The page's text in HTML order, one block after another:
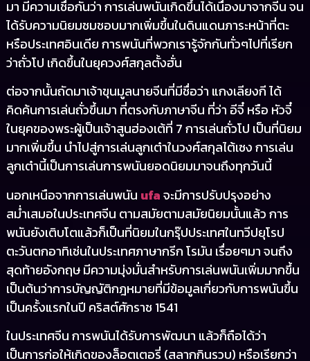
มา มีความเชื่อกันว่า การเล่นพนันเกิดขึ้นได้เนื่องมาจากจีน จน
ได้รับความนิยมชมชอบมากเพิ่มขึ้นในดินแดนภาระหน้าที่ตะ
หรือประเทศอินเดีย การพนันที่พวกเรารู้จักกันทั่วๆไปที่เรียก
ว่าถั่วโป เกิดขึ้นในยุควงศ์สกุลตั้งฮั่น
ต่อจากนั้นถัดมาเจ้าขุนมูลนายจีนที่มีชื่อว่า แกงเลียงกี ได้
คิดค้นการเล่นถั่วขึ้นมา ที่ตรงกับภาษาจีน ที่ว่า อีจี๋ หรือ หัวจี๋
ในยุคของพระผู้เป็นเจ้าสูนฮ่องเต้ที่ 7 การเล่นถั่วโป เป็นที่นิยม
มากเพิ่มขึ้น นำไปสู่การเล่นลูกเต๋าในวงศ์สกุลไต้เซง การเล่น
ลูกเต๋านี้เป็นการเล่นการพนันยอดนิยมมาจนถึงทุกวันนี้
นอกเหนือจากการเล่นพนัน ufaจะมีการปรับปรุงอย่าง
สม่ำเสมอในประเทศจีน ตามสมัยตามสมัยนิยมนั้นแล้ว การ
พนันยังเติบโตแล้วก็เป็นที่นิยมในกรุ๊ปประเทศในทวีปยุโรป
ตะวันตกอาทิเช่นในประเทศภาษากรีก โรมัน เรื่อยๆมา จนถึง
สุดท้ายอังกฤษ มีความมุ่งมั่นสำหรับการเล่นพนันเพิ่มมากขึ้น
เป็นต้นว่าการบัญญัติกฎหมายที่มีข้อมูลเกี่ยวกับการพนันขึ้น
เป็นครั้งแรกในปี คริสต์ศักราช 1541
ในประเทศจีน การพนันได้รับการพัฒนา แล้วก็ถือได้ว่า
เป็นการก่อให้เกิดของล็อตเตอรี่ (สลากกินรวบ) หรือเรียกว่า